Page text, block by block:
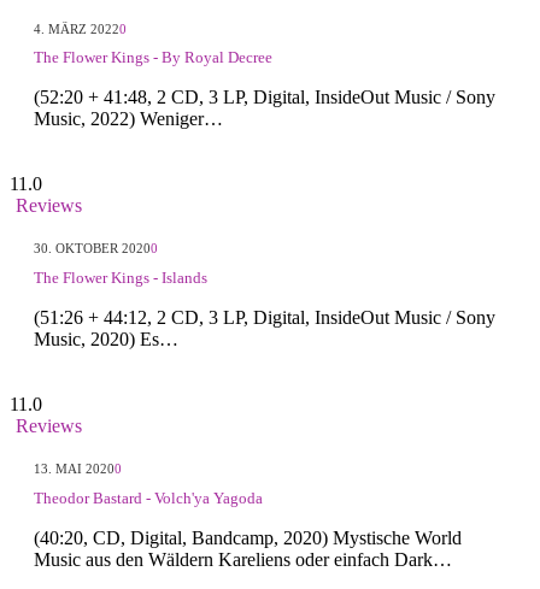
4. MÄRZ 20220
The Flower Kings - By Royal Decree
(52:20 + 41:48, 2 CD, 3 LP, Digital, InsideOut Music / Sony
Music, 2022) Weniger…
11.0
Reviews
30. OKTOBER 20200
The Flower Kings - Islands
(51:26 + 44:12, 2 CD, 3 LP, Digital, InsideOut Music / Sony
Music, 2020) Es…
11.0
Reviews
13. MAI 20200
Theodor Bastard - Volch'ya Yagoda
(40:20, CD, Digital, Bandcamp, 2020) Mystische World
Music aus den Wäldern Kareliens oder einfach Dark…